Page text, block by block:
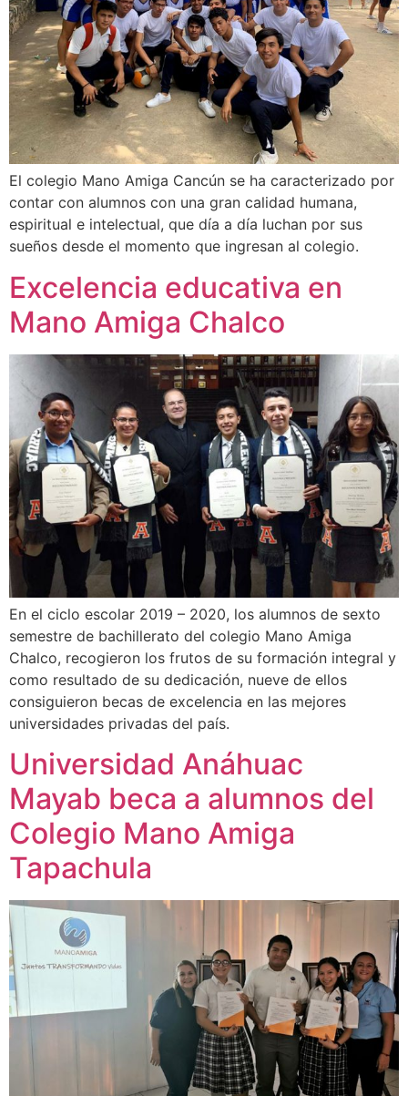
El colegio Mano Amiga Cancún se ha caracterizado por
contar con alumnos con una gran calidad humana,
espiritual e intelectual, que día a día luchan por sus
sueños desde el momento que ingresan al colegio.
Excelencia educativa en
Mano Amiga Chalco
En el ciclo escolar 2019 – 2020, los alumnos de sexto
semestre de bachillerato del colegio Mano Amiga
Chalco, recogieron los frutos de su formación integral y
como resultado de su dedicación, nueve de ellos
consiguieron becas de excelencia en las mejores
universidades privadas del país.
Universidad Anáhuac
Mayab beca a alumnos del
Colegio Mano Amiga
Tapachula